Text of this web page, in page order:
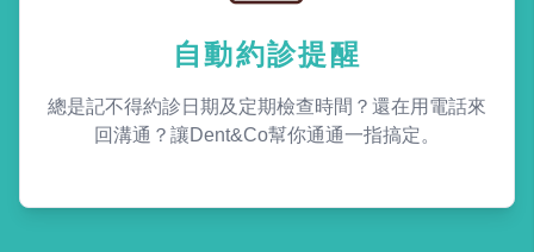
自動約診提醒
總是記不得約診日期及定期檢查時間？還在用電話來
回溝通？讓Dent&Co幫你通通一指搞定。